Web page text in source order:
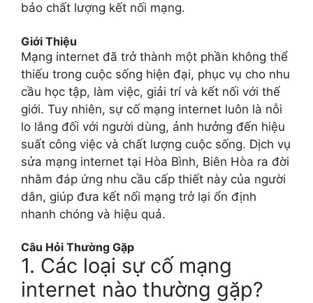
bảo chất lượng kết nối mạng.
Giới Thiệu
Mạng internet đã trở thành một phần không thể
thiếu trong cuộc sống hiện đại, phục vụ cho nhu
cầu học tập, làm việc, giải trí và kết nối với thế
giới. Tuy nhiên, sự cố mạng internet luôn là nỗi
lo lắng đối với người dùng, ảnh hưởng đến hiệu
suất công việc và chất lượng cuộc sống. Dịch vụ
sửa mạng internet tại Hòa Bình, Biên Hòa ra đời
nhằm đáp ứng nhu cầu cấp thiết này của người
dân, giúp đưa kết nối mạng trở lại ổn định
nhanh chóng và hiệu quả.
Câu Hỏi Thường Gặp
1. Các loại sự cố mạng
internet nào thường gặp?